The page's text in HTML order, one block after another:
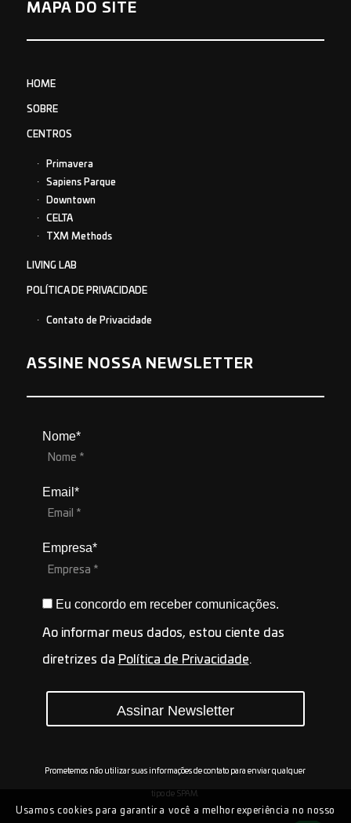
MAPA DO SITE
HOME
SOBRE
CENTROS
Primavera
Sapiens Parque
Downtown
CELTA
TXM Methods
LIVING LAB
POLÍTICA DE PRIVACIDADE
Contato de Privacidade
ASSINE NOSSA NEWSLETTER
Nome*
Email*
Empresa*
Eu concordo em receber comunicações.
Ao informar meus dados, estou ciente das
diretrizes da Política de Privacidade.
Assinar Newsletter
Prometemos não utilizar suas informações de contato para enviar qualquer
tipo de SPAM.
Usamos cookies para garantir a você a melhor experiência no nosso